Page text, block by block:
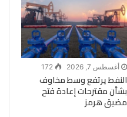
أغسطس 7, 2026 172
النفط يرتفع وسط مخاوف
بشأن مقترحات إعادة فتح
مضيق هرمز